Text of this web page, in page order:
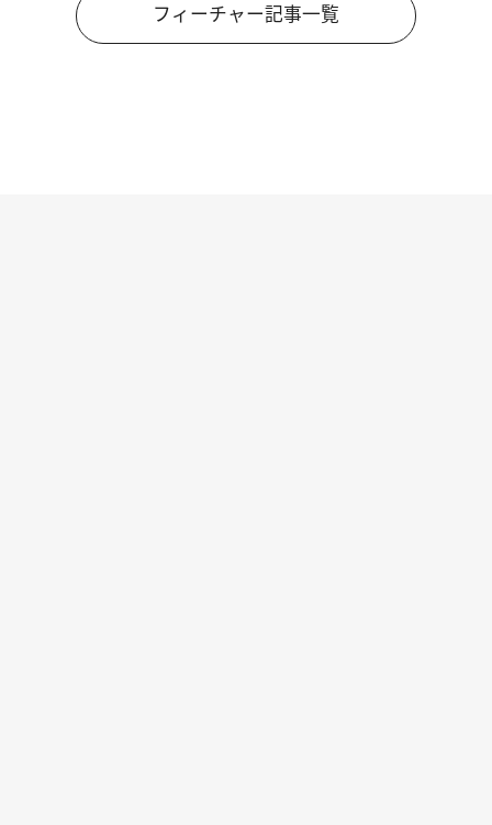
フィーチャー記事一覧